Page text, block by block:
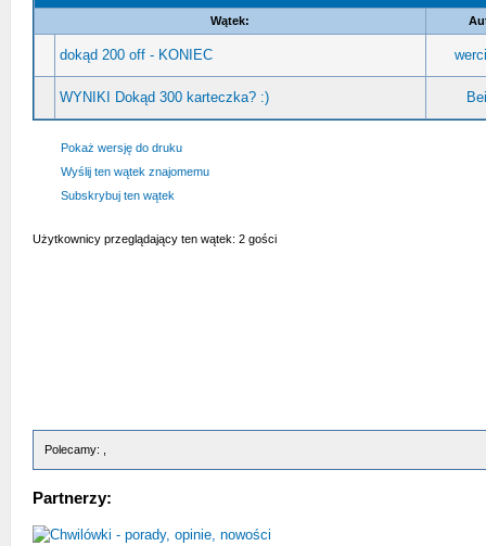
Wątek:
dokąd 200 off - KONIEC
WYNIKI Dokąd 300 karteczka? :)
Pokaż wersję do druku
Wyślij ten wątek znajomemu
Subskrybuj ten wątek
Użytkownicy przeglądający ten wątek: 2 gości
Polecamy: ,
Partnerzy: